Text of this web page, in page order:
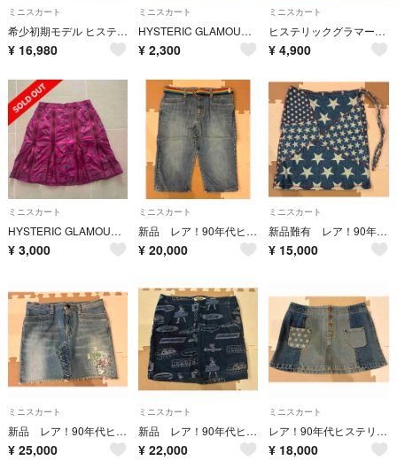
ミニスカート
希少初期モデル ヒステリックグラマー パッチワーク 編み込 デニム ミニスカート
¥ 16,980
ミニスカート
HYSTERIC GLAMOUR デニムミニスカート Mヴィンテージ
¥ 2,300
ミニスカート
ヒステリックグラマー デニムミニスカート 編み上げ
¥ 4,900
ミニスカート
HYSTERIC GLAMOUR magenta zipper skirt
¥ 3,000
ミニスカート
新品 レア！90年代ヒステリックグラマー デニムミニスカート スーパーヒス
¥ 20,000
ミニスカート
新品難有 レア！90年代 ヒステリックグラマー スター柄 デニムミニ巻きスカート
¥ 15,000
ミニスカート
新品 レア！90年代ヒステリックグラマー デニムミニスカート アニマルワッペン付
¥ 25,000
ミニスカート
新品 レア！90年代ヒステリックグラマー デニムミニスカート ステッカー柄
¥ 22,000
ミニスカート
レア！90年代ヒステリックグラマー デニムミニスカート
¥ 18,000